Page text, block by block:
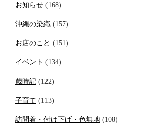
お知らせ (168)
沖縄の染織 (157)
お店のこと (151)
イベント (134)
歳時記 (122)
子育て (113)
訪問着・付け下げ・色無地 (108)